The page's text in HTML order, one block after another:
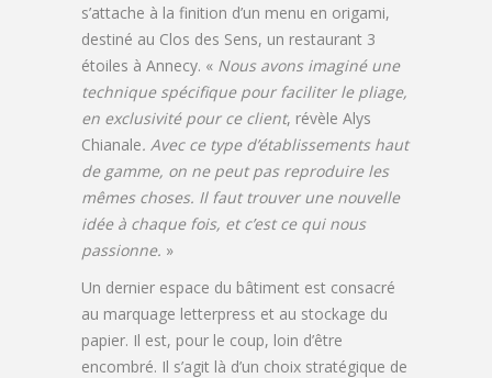
s’attache à la finition d’un menu en origami,
destiné au Clos des Sens, un restaurant 3
étoiles à Annecy. « Nous avons imaginé une
technique spécifique pour faciliter le pliage,
en exclusivité pour ce client, révèle Alys
Chianale. Avec ce type d’établissements haut
de gamme, on ne peut pas reproduire les
mêmes choses. Il faut trouver une nouvelle
idée à chaque fois, et c’est ce qui nous
passionne. »
Un dernier espace du bâtiment est consacré
au marquage letterpress et au stockage du
papier. Il est, pour le coup, loin d’être
encombré. Il s’agit là d’un choix stratégique de